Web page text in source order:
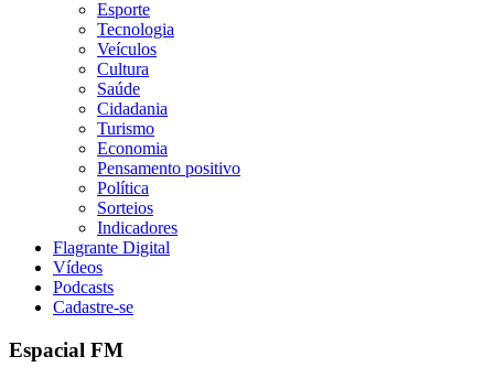
Esporte
Tecnologia
Veículos
Cultura
Saúde
Cidadania
Turismo
Economia
Pensamento positivo
Política
Sorteios
Indicadores
Flagrante Digital
Vídeos
Podcasts
Cadastre-se
Espacial FM